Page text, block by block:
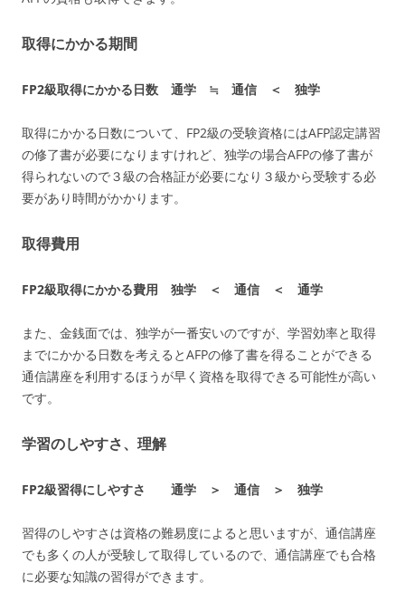
取得にかかる期間
FP2級取得にかかる日数 通学 ≒ 通信 ＜ 独学
取得にかかる日数について、FP2級の受験資格にはAFP認定講習
の修了書が必要になりますけれど、独学の場合AFPの修了書が
得られないので３級の合格証が必要になり３級から受験する必
要があり時間がかかります。
取得費用
FP2級取得にかかる費用 独学 ＜ 通信 ＜ 通学
また、金銭面では、独学が一番安いのですが、学習効率と取得
までにかかる日数を考えるとAFPの修了書を得ることができる
通信講座を利用するほうが早く資格を取得できる可能性が高い
です。
学習のしやすさ、理解
FP2級習得にしやすさ 通学 ＞ 通信 ＞ 独学
習得のしやすさは資格の難易度によると思いますが、通信講座
でも多くの人が受験して取得しているので、通信講座でも合格
に必要な知識の習得ができます。